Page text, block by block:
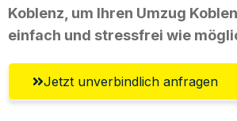
Koblenz, um Ihren Umzug
einfach und stressfrei wie
Jetzt unverbindlich anfragen